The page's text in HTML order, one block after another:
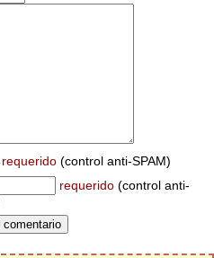
requerido (control anti-SPAM)
requerido (control anti-